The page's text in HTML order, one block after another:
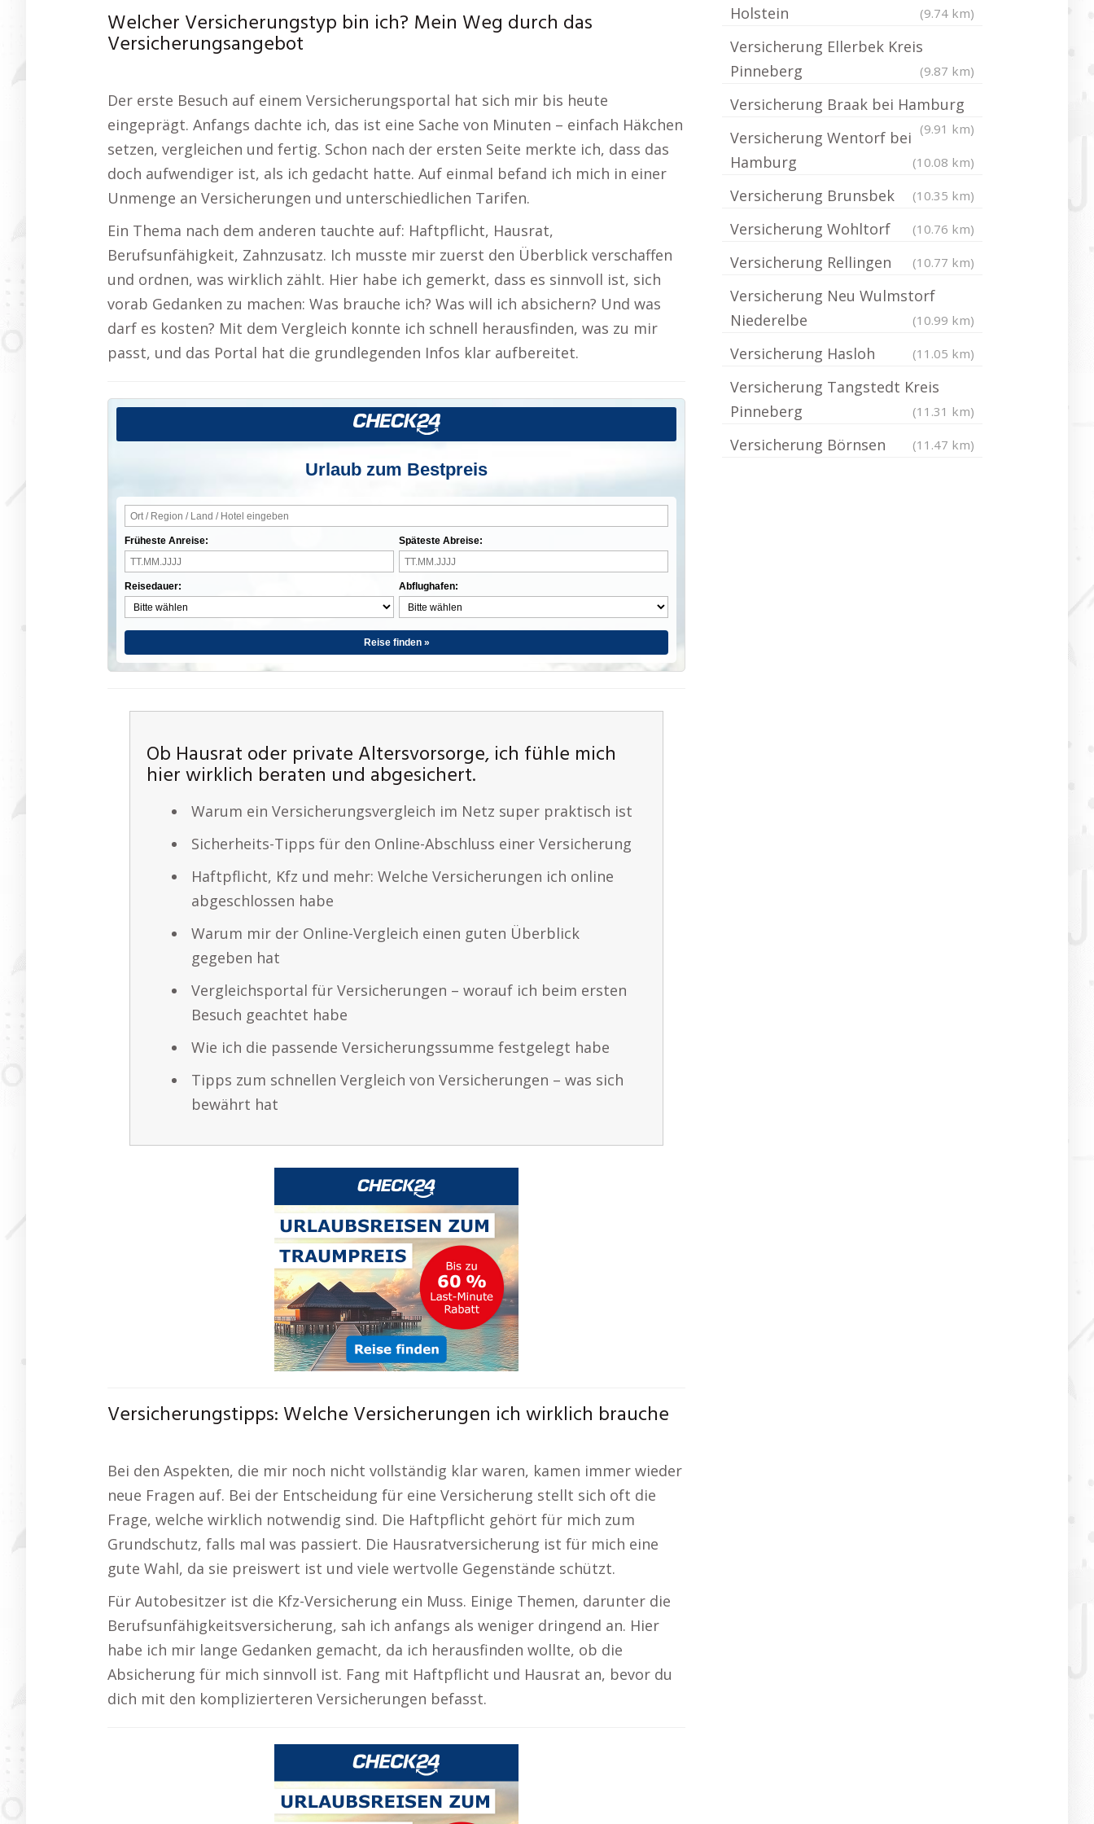
Welcher Versicherungstyp bin ich? Mein Weg durch das
Versicherungsangebot
Der erste Besuch auf einem Versicherungsportal hat sich mir bis heute
eingeprägt. Anfangs dachte ich, das ist eine Sache von Minuten – einfach Häkchen
setzen, vergleichen und fertig. Schon nach der ersten Seite merkte ich, dass das
doch aufwendiger ist, als ich gedacht hatte. Auf einmal befand ich mich in einer
Unmenge an Versicherungen und unterschiedlichen Tarifen.
Ein Thema nach dem anderen tauchte auf: Haftpflicht, Hausrat,
Berufsunfähigkeit, Zahnzusatz. Ich musste mir zuerst den Überblick verschaffen
und ordnen, was wirklich zählt. Hier habe ich gemerkt, dass es sinnvoll ist, sich
vorab Gedanken zu machen: Was brauche ich? Was will ich absichern? Und was
darf es kosten? Mit dem Vergleich konnte ich schnell herausfinden, was zu mir
passt, und das Portal hat die grundlegenden Infos klar aufbereitet.
Urlaub zum Bestpreis
Früheste Anreise:
Reisedauer:
Späteste Abreise:
Abflughafen:
Reise finden »
Ob Hausrat oder private Altersvorsorge, ich fühle mich
hier wirklich beraten und abgesichert.
Warum ein Versicherungsvergleich im Netz super praktisch ist
Sicherheits-Tipps für den Online-Abschluss einer Versicherung
Haftpflicht, Kfz und mehr: Welche Versicherungen ich online
abgeschlossen habe
Warum mir der Online-Vergleich einen guten Überblick
gegeben hat
Vergleichsportal für Versicherungen – worauf ich beim ersten
Besuch geachtet habe
Wie ich die passende Versicherungssumme festgelegt habe
Tipps zum schnellen Vergleich von Versicherungen – was sich
bewährt hat
Versicherungstipps: Welche Versicherungen ich wirklich brauche
Bei den Aspekten, die mir noch nicht vollständig klar waren, kamen immer wieder
neue Fragen auf. Bei der Entscheidung für eine Versicherung stellt sich oft die
Frage, welche wirklich notwendig sind. Die Haftpflicht gehört für mich zum
Grundschutz, falls mal was passiert. Die Hausratversicherung ist für mich eine
gute Wahl, da sie preiswert ist und viele wertvolle Gegenstände schützt.
Für Autobesitzer ist die Kfz-Versicherung ein Muss. Einige Themen, darunter die
Berufsunfähigkeitsversicherung, sah ich anfangs als weniger dringend an. Hier
habe ich mir lange Gedanken gemacht, da ich herausfinden wollte, ob die
Absicherung für mich sinnvoll ist. Fang mit Haftpflicht und Hausrat an, bevor du
dich mit den komplizierteren Versicherungen befasst.
Holstein (9.74 km)
Versicherung Ellerbek Kreis
Pinneberg
(9.87 km)
Versicherung Braak bei Hamburg
(9.91 km)
Versicherung Wentorf bei
Hamburg
(10.08 km)
Versicherung Brunsbek (10.35 km)
Versicherung Wohltorf (10.76 km)
Versicherung Rellingen (10.77 km)
Versicherung Neu Wulmstorf
Niederelbe
(10.99 km)
Versicherung Hasloh (11.05 km)
Versicherung Tangstedt Kreis
Pinneberg
(11.31 km)
Versicherung Börnsen (11.47 km)